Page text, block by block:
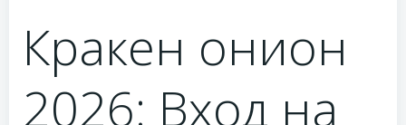
Кракен онион
2026: Вход на